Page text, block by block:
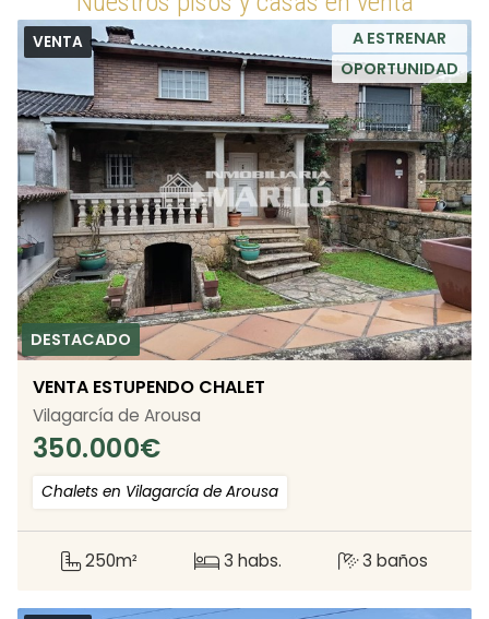
A ESTRENAR
OPORTUNIDAD
VENTA
VENTA ESTUPENDO CHALET
350.000€
250m² 3 habs. 3 baños
Vilagarcía de Arousa
Chalets en Vilagarcía de Arousa